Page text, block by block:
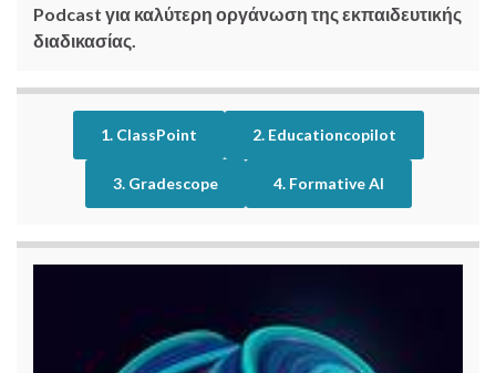
Podcast για καλύτερη οργάνωση της εκπαιδευτικής
διαδικασίας.
1. ClassPoint 2. Educationcopilot
3. Gradescope 4. Formative AI